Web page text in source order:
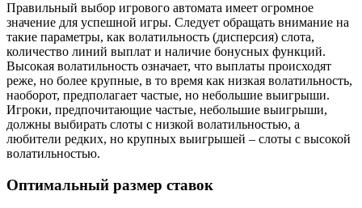
Правильный выбор игрового автомата имеет огромное
значение для успешной игры. Следует обращать внимание на
такие параметры, как волатильность (дисперсия) слота,
количество линий выплат и наличие бонусных функций.
Высокая волатильность означает, что выплаты происходят
реже, но более крупные, в то время как низкая волатильность,
наоборот, предполагает частые, но небольшие выигрыши.
Игроки, предпочитающие частые, небольшие выигрыши,
должны выбирать слоты с низкой волатильностью, а
любители редких, но крупных выигрышей – слоты с высокой
волатильностью.
Оптимальный размер ставок